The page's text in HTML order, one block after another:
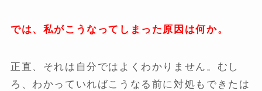
では、私がこうなってしまった原因は何か。
正直、それは自分ではよくわかりません。むし
ろ、わかっていればこうなる前に対処もできたは